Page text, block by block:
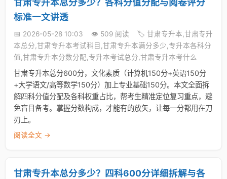
甘肃专升本总分多少？各科分值分配与阅卷评分
标准一文讲透
📅 2026-05-28 10:03 👁️ 509 阅读
🏷️ 甘肃专升本,甘肃专升
本总分,甘肃专升本考试科目,甘肃专升本满分多少,专升本各科分
值,甘肃专升本分数分配,专升本考试总分,甘肃专升本考什么
甘肃专升本总分600分，文化素质（计算机150分+英语150分
+大学语文/高等数学150分）加上专业基础150分。本文全面拆
解四科分值分配及各科权重占比，帮考生精准定位复习重点，避
免盲目备考。掌握分数构成，才能有的放矢，让每一分都用在刀
刃上。
阅读全文 →
甘肃专升本总分多少？四科600分详细拆解与各